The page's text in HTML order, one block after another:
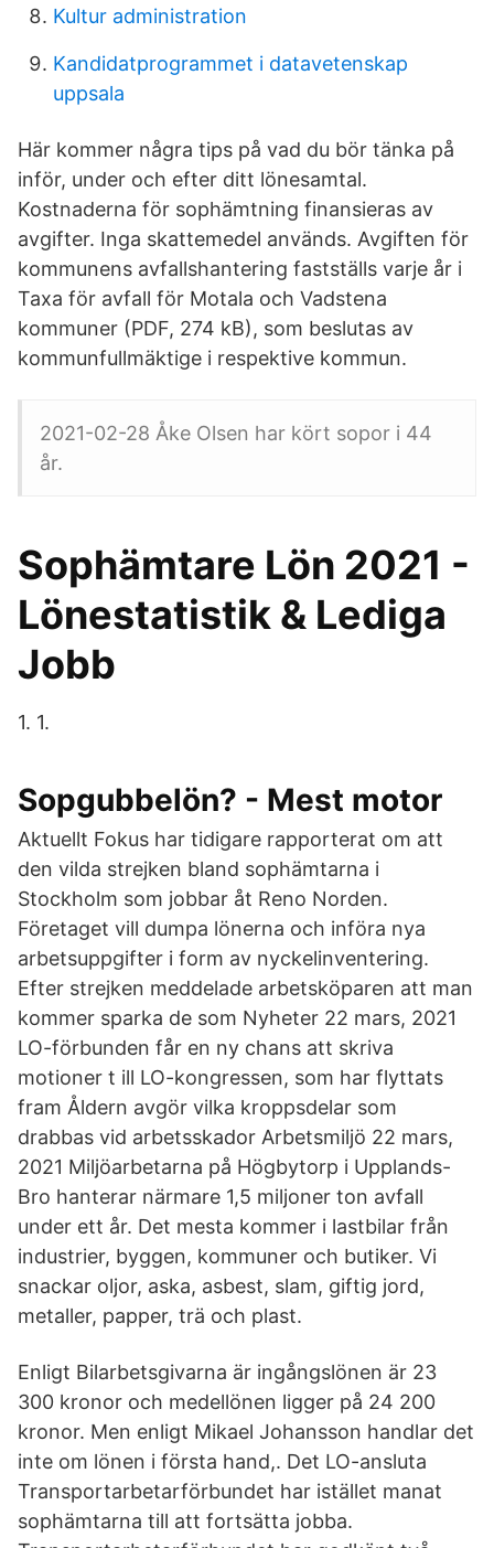
Kultur administration
Kandidatprogrammet i datavetenskap
uppsala
Här kommer några tips på vad du bör tänka på
inför, under och efter ditt lönesamtal.
Kostnaderna för sophämtning finansieras av
avgifter. Inga skattemedel används. Avgiften för
kommunens avfallshantering fastställs varje år i
Taxa för avfall för Motala och Vadstena
kommuner (PDF, 274 kB), som beslutas av
kommunfullmäktige i respektive kommun.
2021-02-28 Åke Olsen har kört sopor i 44
år.
Sophämtare Lön 2021 -
Lönestatistik & Lediga
Jobb
1. 1.
Sopgubbelön? - Mest motor
Aktuellt Fokus har tidigare rapporterat om att
den vilda strejken bland sophämtarna i
Stockholm som jobbar åt Reno Norden.
Företaget vill dumpa lönerna och införa nya
arbetsuppgifter i form av nyckelinventering.
Efter strejken meddelade arbetsköparen att man
kommer sparka de som Nyheter 22 mars, 2021
LO-förbunden får en ny chans att skriva
motioner t ill LO-kongressen, som har flyttats
fram Åldern avgör vilka kroppsdelar som
drabbas vid arbets­skador Arbetsmiljö 22 mars,
2021 Miljöarbetarna på Högbytorp i Upplands-
Bro hanterar närmare 1,5 miljoner ton avfall
under ett år. Det mesta kommer i lastbilar från
industrier, byggen, kommuner och butiker. Vi
snackar oljor, aska, asbest, slam, giftig jord,
metaller, papper, trä och plast.
Enligt Bilarbetsgivarna är ingångslönen är 23
300 kronor och medellönen ligger på 24 200
kronor. Men enligt Mikael Johansson handlar det
inte om lönen i första hand,. Det LO-ansluta
Transportarbetarförbundet har istället manat
sophämtarna till att fortsätta jobba.